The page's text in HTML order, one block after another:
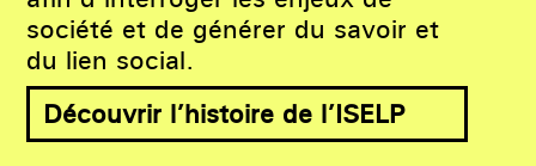
société et de générer du savoir et
du lien social.
Découvrir l’histoire de l’ISELP